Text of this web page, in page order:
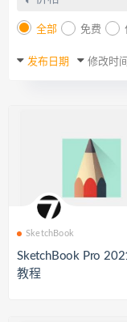
全部 免费
发布日期 修改时间
SketchBook
SketchBook Pro
教程